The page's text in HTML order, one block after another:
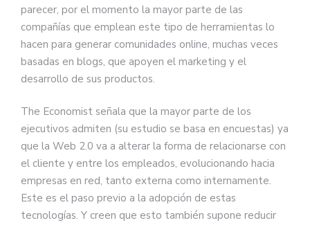
parecer, por el momento la mayor parte de las
compañías que emplean este tipo de herramientas lo
hacen para generar comunidades online, muchas veces
basadas en blogs, que apoyen el marketing y el
desarrollo de sus productos.
The Economist señala que la mayor parte de los
ejecutivos admiten (su estudio se basa en encuestas) ya
que la Web 2.0 va a alterar la forma de relacionarse con
el cliente y entre los empleados, evolucionando hacia
empresas en red, tanto externa como internamente.
Este es el paso previo a la adopción de estas
tecnologías. Y creen que esto también supone reducir